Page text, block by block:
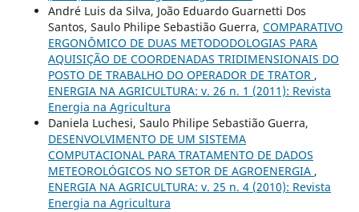
André Luis da Silva, João Eduardo Guarnetti Dos
Santos, Saulo Philipe Sebastião Guerra, COMPARATIVO
ERGONÔMICO DE DUAS METODODOLOGIAS PARA
AQUISIÇÃO DE COORDENADAS TRIDIMENSIONAIS DO
POSTO DE TRABALHO DO OPERADOR DE TRATOR ,
ENERGIA NA AGRICULTURA: v. 26 n. 1 (2011): Revista
Energia na Agricultura
Daniela Luchesi, Saulo Philipe Sebastião Guerra,
DESENVOLVIMENTO DE UM SISTEMA
COMPUTACIONAL PARA TRATAMENTO DE DADOS
METEOROLÓGICOS NO SETOR DE AGROENERGIA ,
ENERGIA NA AGRICULTURA: v. 25 n. 4 (2010): Revista
Energia na Agricultura